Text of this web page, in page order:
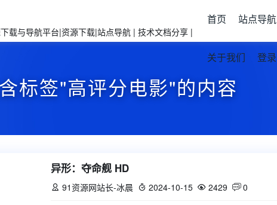
首页 站点导航
关于我们 登录
标签"高评分电影"的内容
异形：夺命舰 HD
 91资源网站长-冰晨  2024-10-15  2429  0